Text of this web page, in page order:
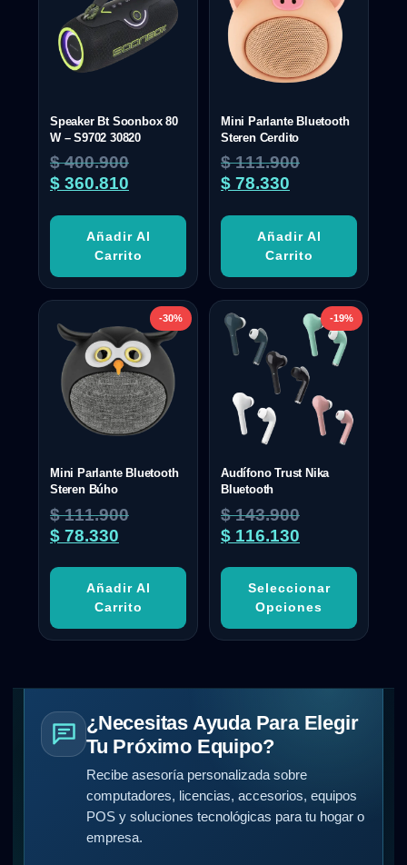
Speaker Bt Soonbox 80
W – S9702 30820
$400.900
$ 360.810
Añadir Al
Carrito
Mini Parlante Bluetooth
Steren Cerdito
$111.900
$ 78.330
Añadir Al
Carrito
-30%
Mini Parlante Bluetooth
Steren Búho
$111.900
$ 78.330
Añadir Al
Carrito
-19%
Audífono Trust Nika
Bluetooth
$143.900
$ 116.130
Seleccionar
Opciones
¿Necesitas Ayuda Para Elegir
Tu Próximo Equipo?
Recibe asesoría personalizada sobre
computadores, licencias, accesorios, equipos
POS y soluciones tecnológicas para tu hogar o
empresa.